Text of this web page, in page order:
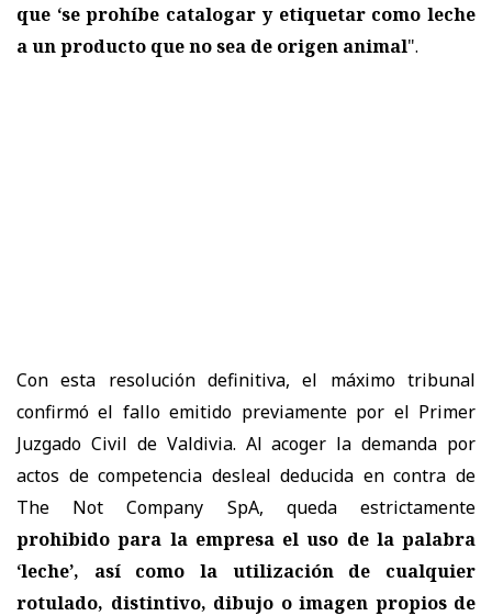
que ‘se prohíbe catalogar y etiquetar como leche
a un producto que no sea de origen animal".
Con esta resolución definitiva, el máximo tribunal
confirmó el fallo emitido previamente por el Primer
Juzgado Civil de Valdivia. Al acoger la demanda por
actos de competencia desleal deducida en contra de
The Not Company SpA, queda estrictamente
prohibido para la empresa el uso de la palabra
‘leche’, así como la utilización de cualquier
rotulado, distintivo, dibujo o imagen propios de